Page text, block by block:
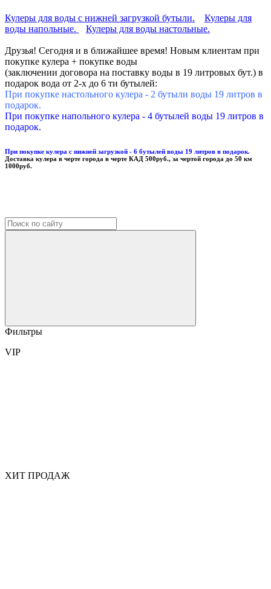
Кулеры для воды с нижней загрузкой бутыли.
Кулеры для
воды напольные.
Кулеры для воды настольные.
Друзья! Сегодня и в ближайшее время! Новым клиентам при
покупке кулера + покупке воды
(заключении договора на поставку воды в 19 литровых бут.) в
подарок вода от 2-х до 6 ти бутылей:
При покупке настольного кулера - 2 бутыли воды 19 литров в
подарок.
При покупке напольного кулера - 4 бутылей воды 19 литров в
подарок.
При покупке кулера с нижней загрузкой - 6 бутылей воды 19 литров в подарок.
Доставка кулера в черте города в черте КАД 500руб., за чертой города до 50 км
1000руб.
Фильтры
VIP
ХИТ ПРОДАЖ